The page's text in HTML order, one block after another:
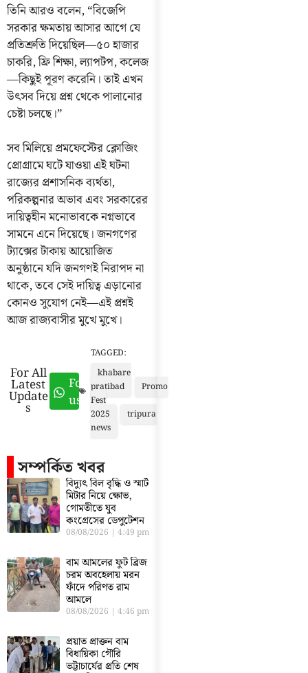
তিনি আরও বলেন, “বিজেপি
সরকার ক্ষমতায় আসার আগে যে
প্রতিশ্রুতি দিয়েছিল—৫০ হাজার
চাকরি, ফ্রি শিক্ষা, ল্যাপটপ, কলেজ
—কিছুই পূরণ করেনি। তাই এখন
উৎসব দিয়ে প্রশ্ন থেকে পালানোর
চেষ্টা চলছে।”
সব মিলিয়ে প্রমফেস্টের ক্লোজিং
প্রোগ্রামে ঘটে যাওয়া এই ঘটনা
রাজ্যের প্রশাসনিক ব্যর্থতা,
পরিকল্পনার অভাব এবং সরকারের
দায়িত্বহীন মনোভাবকে নগ্নভাবে
সামনে এনে দিয়েছে। জনগণের
ট্যাক্সের টাকায় আয়োজিত
অনুষ্ঠানে যদি জনগণই নিরাপদ না
থাকে, তবে সেই দায়িত্ব এড়ানোর
কোনও সুযোগ নেই—এই প্রশ্নই
আজ রাজ্যবাসীর মুখে মুখে।
For All
Latest
Update
s
Follow
us
TAGGED:
khabare
pratibad
Promo
Fest
2025
tripura
news
সম্পর্কিত খবর
বিদ্যুৎ বিল বৃদ্ধি ও স্মার্ট
মিটার নিয়ে ক্ষোভ,
গোমতীতে যুব
কংগ্রেসের ডেপুটেশন
08/08/2026 4:49 pm
বাম আমলের ফুট ব্রিজ
চরম অবহেলায় মরন
ফাঁদে পরিণত রাম
আমলে
08/08/2026 4:46 pm
প্রয়াত প্রাক্তন বাম
বিধায়িকা গৌরি
ভট্টাচার্যের প্রতি শেষ